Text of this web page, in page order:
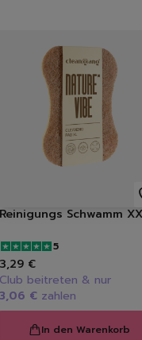
Reinigungs Schwamm
5
3,29 €
Club beitreten & nur
3,06 €zahlen
In den Warenkorb